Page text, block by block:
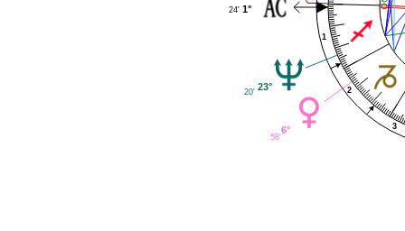
1
2
3
1°
24'
23°
20'
6°
58'